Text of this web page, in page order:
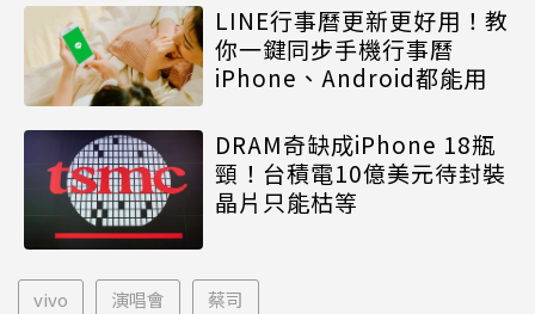
LINE行事曆更新更好用！教
你一鍵同步手機行事曆
iPhone、Android都能用
DRAM奇缺成iPhone 18瓶
頸！台積電10億美元待封裝
晶片只能枯等
vivo 演唱會 蔡司